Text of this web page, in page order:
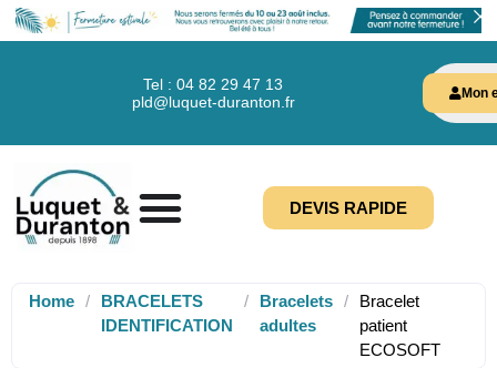
Tel : 04 82 29 47 13
pld@luquet-duranton.fr
Mon
DEVIS RAPIDE
Home /
BRACELETS
IDENTIFICATION
/
Bracelets
adultes
/
Bracelet
patient
ECOSOFT